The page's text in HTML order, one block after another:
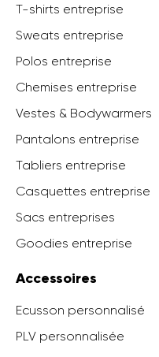
T-shirts entreprise
Sweats entreprise
Polos entreprise
Chemises entreprise
Vestes & Bodywarmers
Pantalons entreprise
Tabliers entreprise
Casquettes entreprise
Sacs entreprises
Goodies entreprise
Accessoires
Ecusson personnalisé
PLV personnalisée